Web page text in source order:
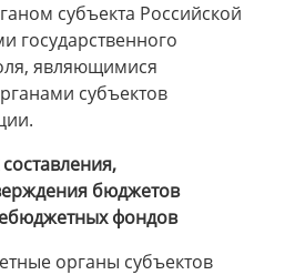
субъекта Российской
государственного
являющимися
субъектов
бюджетов
фондов
органы субъектов